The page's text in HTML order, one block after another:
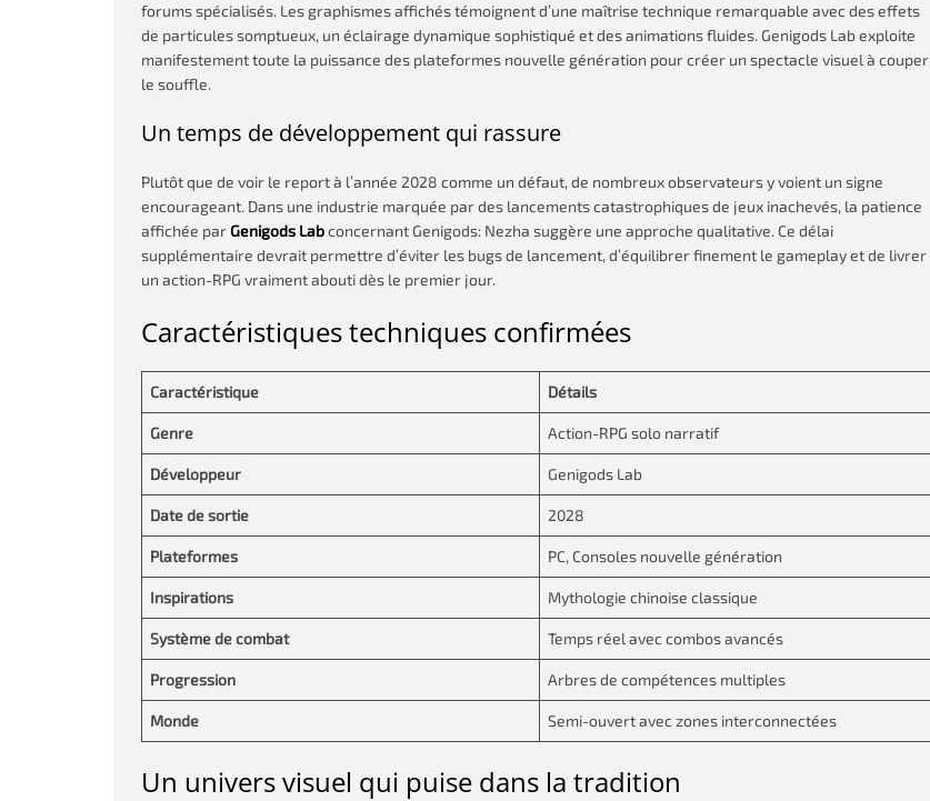
forums spécialisés. Les graphismes affichés témoignent d’une maîtrise technique remarquable avec des effets
de particules somptueux, un éclairage dynamique sophistiqué et des animations fluides. Genigods Lab exploite
manifestement toute la puissance des plateformes nouvelle génération pour créer un spectacle visuel à couper
le souffle.
Un temps de développement qui rassure
Plutôt que de voir le report à l’année 2028 comme un défaut, de nombreux observateurs y voient un signe
encourageant. Dans une industrie marquée par des lancements catastrophiques de jeux inachevés, la patience
affichée parGenigods Labconcernant Genigods: Nezha suggère une approche qualitative. Ce délai
supplémentaire devrait permettre d’éviter les bugs de lancement, d’équilibrer finement le gameplay et de livrer
un action-RPG vraiment abouti dès le premier jour.
Caractéristiques techniques confirmées
Caractéristique Détails
Genre Action-RPG solo narratif
Développeur Genigods Lab
Date de sortie 2028
Plateformes PC, Consoles nouvelle génération
Inspirations Mythologie chinoise classique
Système de combat Temps réel avec combos avancés
Progression Arbres de compétences multiples
Monde Semi-ouvert avec zones interconnectées
Un univers visuel qui puise dans la tradition